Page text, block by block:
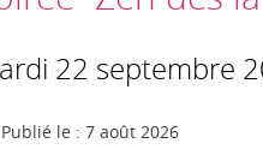
22 septembre
Publié le : 7 août 2026